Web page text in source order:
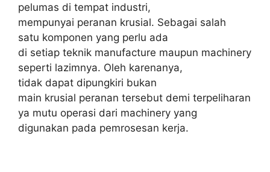
pelumas di tempat industri,
mempunyai peranan krusial. Sebagai salah
satu komponen yang perlu ada
di setiap teknik manufacture maupun machinery
seperti lazimnya. Oleh karenanya,
tidak dapat dipungkiri bukan
main krusial peranan tersebut demi terpeliharan
ya mutu operasi dari machinery yang
digunakan pada pemrosesan kerja.